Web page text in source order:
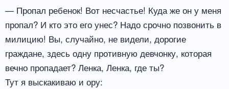
— Пропал ребенок! Вот несчастье! Куда же он у меня
пропал? И кто это его унес? Надо срочно позвонить в
милицию! Вы, случайно, не видели, дорогие
граждане, здесь одну противную девчонку, которая
вечно пропадает? Ленка, Ленка, где ты?
Тут я выскакиваю и ору: